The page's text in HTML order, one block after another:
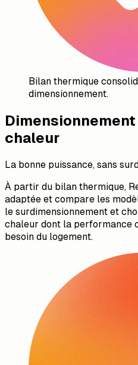
Bilan thermique
dimensionnement.
Dimensionnement
chaleur
La bonne puissance, sans
À partir du bilan thermique,
adaptée et compare les
le surdimensionnement et
chaleur dont la performance
besoin du logement.